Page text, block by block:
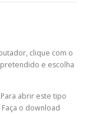
clique com o
e escolha
abrir este tipo
o download